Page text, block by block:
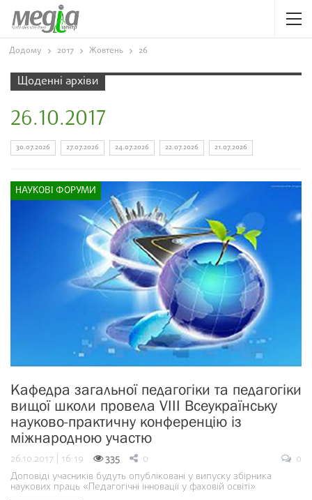
Додому 2017 Жовтень 26
Щоденні архіви
26.10.2017
30.07.2026 27.07.2026 24.07.2026 22.07.2026 21.07.2026
НАУКОВІ ФОРУМИ
Кафедра загальної педагогіки та педагогіки
вищої школи провела VIII Всеукраїнську
науково-практичну конференцію із
міжнародною участю
26.10.2017 | 16:19 335 0
0
Доповіді учасників будуть опубліковані у випуску збірника
наукових праць «Педагогічні інновації у фаховій освіті»